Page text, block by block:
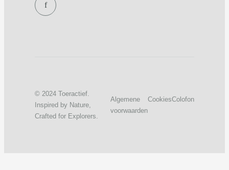
f
© 2024 Toeractief.
Inspired by Nature,
Crafted for Explorers.
Algemene
voorwaarden
CookiesColofon